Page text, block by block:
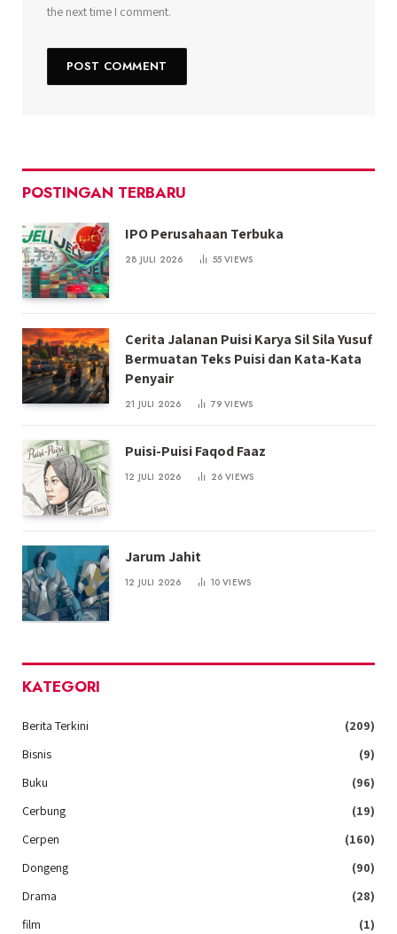
the next time I comment.
POSTINGAN TERBARU
IPO Perusahaan Terbuka
28 JULI 2026 55VIEWS
Cerita Jalanan Puisi Karya Sil Sila Yusuf
Bermuatan Teks Puisi dan Kata-Kata
Penyair
21 JULI 2026 79VIEWS
Puisi-Puisi Faqod Faaz
12 JULI 2026 26VIEWS
Jarum Jahit
12 JULI 2026 10VIEWS
KATEGORI
Berita Terkini
(209)
Bisnis
(9)
Buku
(96)
Cerbung
(19)
Cerpen
(160)
Dongeng
(90)
Drama
(28)
film
(1)